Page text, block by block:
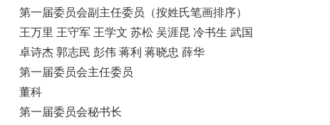
第一届委员会副主任委员（按姓氏笔画排序）
王万里 王守军 王学文 苏松 吴涯昆 冷书生 武国
卓诗杰 郭志民 彭伟 蒋利 蒋晓忠 薛华
第一届委员会主任委员
董科
第一届委员会秘书长